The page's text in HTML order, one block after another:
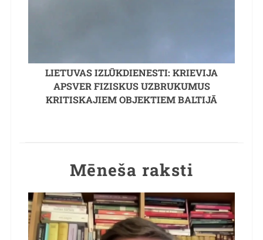
LIETUVAS IZLŪKDIENESTI: KRIEVIJA
APSVER FIZISKUS UZBRUKUMUS
KRITISKAJIEM OBJEKTIEM BALTIJĀ
Mēneša raksti